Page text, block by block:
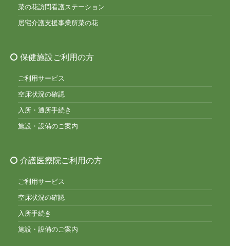
菜の花訪問看護ステーション
居宅介護支援事業所菜の花
保健施設ご利用の方
ご利用サービス
空床状況の確認
入所・通所手続き
施設・設備のご案内
介護医療院ご利用の方
ご利用サービス
空床状況の確認
入所手続き
施設・設備のご案内